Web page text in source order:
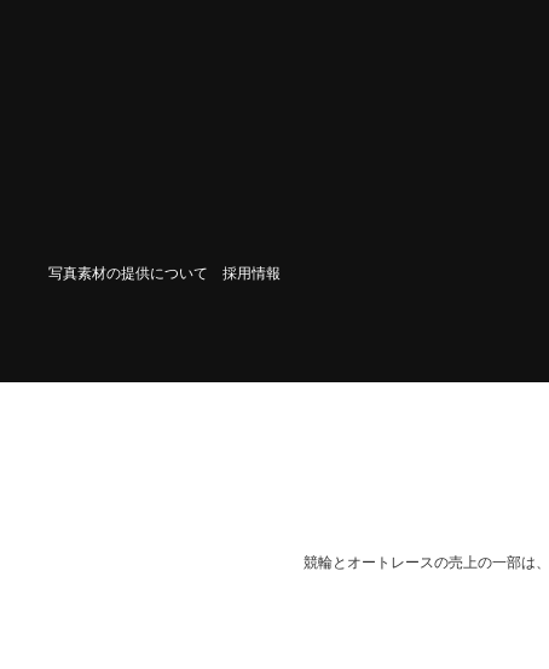
写真素材の提供について 採用情報
競輪とオートレースの売上の一部は、